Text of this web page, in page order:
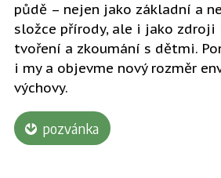
půdě – nejen jako základní a
složce přírody, ale i jako zdroji
tvoření a zkoumání s dětmi.
i my a objevme nový rozměr
výchovy.
pozvánka